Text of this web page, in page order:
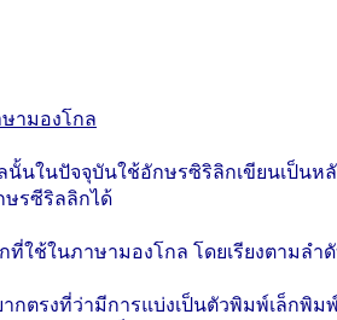
ามองโกล
นในปัจจุบันใช้อักษรซิริลิกเขียนเป็นห
ษรซีริลลิกได้
ใช้ในภาษามองโกล โดยเรียงตามลำ
ตรงที่ว่ามีการแบ่งเป็นตัวพิมพ์เล็กพิม